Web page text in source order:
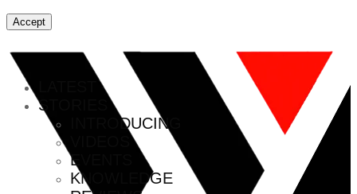
Accept
STORIES
INTRODUCING
EVENTS
KNOWLEDGE